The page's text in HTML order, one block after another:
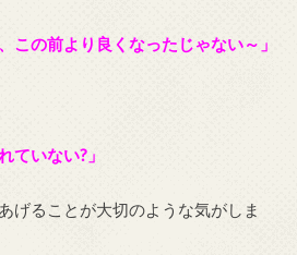
この前より良くなったじゃない～」
ていない?」
げることが大切のような気がしま